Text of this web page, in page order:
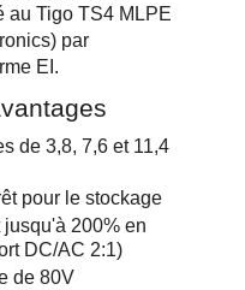
au Tigo TS4 MLPE
par
EI.
de 3,8, 7,6 et 11,4
pour le stockage
200% en
DC/AC 2:1)
de 80V